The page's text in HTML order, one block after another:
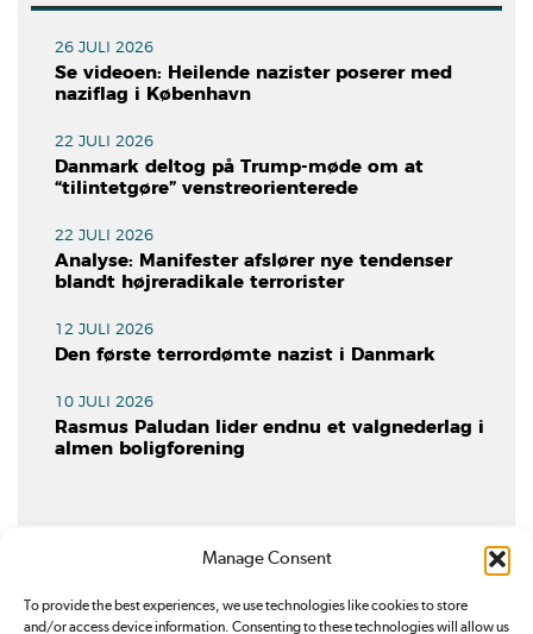
Manage Consent
To provide the best experiences, we use technologies like cookies to store
and/or access device information. Consenting to these technologies will allow us
26 JULI 2026
Se videoen: Heilende nazister poserer med
naziflag i København
22 JULI 2026
Danmark deltog på Trump-møde om at
“tilintetgøre” venstreorienterede
22 JULI 2026
Analyse: Manifester afslører nye tendenser
blandt højreradikale terrorister
12 JULI 2026
Den første terrordømte nazist i Danmark
10 JULI 2026
Rasmus Paludan lider endnu et valgnederlag i
almen boligforening